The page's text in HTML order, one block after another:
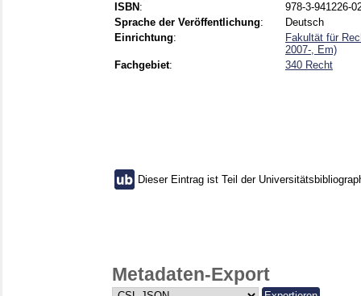
ISBN :
978-3-941226-
Sprache der Veröffentlichung:
Deutsch
Einrichtung:
Fakultät für
2007-, Em)
Fachgebiet: 340 Recht
Dieser Eintrag ist Teil der
Metadaten-Export